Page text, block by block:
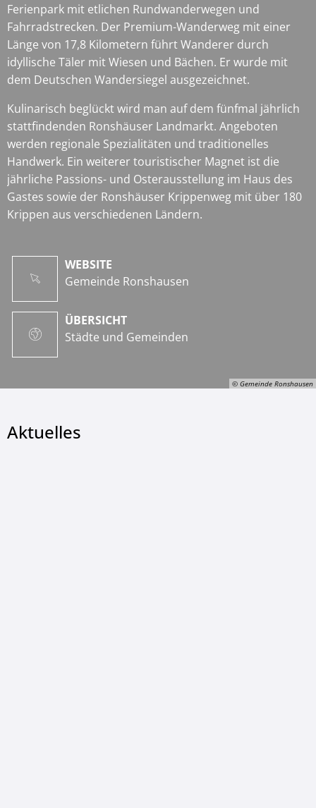
© Gemeinde Ronshausen
Ferienpark mit etlichen Rundwanderwegen und
Fahrradstrecken. Der Premium-Wanderweg mit einer
Länge von 17,8 Kilometern führt Wanderer durch
idyllische Täler mit Wiesen und Bächen. Er wurde mit
dem Deutschen Wandersiegel ausgezeichnet.
Kulinarisch beglückt wird man auf dem fünfmal jährlich
stattfindenden Ronshäuser Landmarkt. Angeboten
werden regionale Spezialitäten und traditionelles
Handwerk. Ein weiterer touristischer Magnet ist die
jährliche Passions- und Osterausstellung im Haus des
Gastes sowie der Ronshäuser Krippenweg mit über 180
Krippen aus verschiedenen Ländern.
WEBSITE
Gemeinde Ronshausen
ÜBERSICHT
Städte und Gemeinden
Aktuelles